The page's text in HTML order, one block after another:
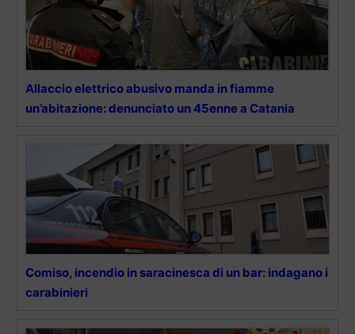
Allaccio elettrico abusivo manda in fiamme
un’abitazione: denunciato un 45enne a Catania
Comiso, incendio in saracinesca di un bar: indagano i
carabinieri